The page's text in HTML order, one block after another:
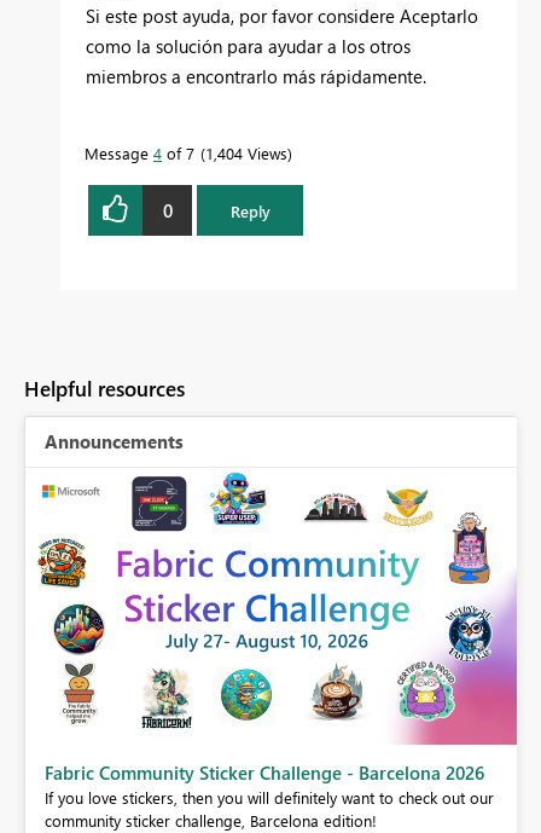
Si este post ayuda, por favor considere Aceptarlo
como la solución para ayudar a los otros
miembros a encontrarlo más rápidamente.
Message 4 of 7 1,404 Views
0 Reply
Helpful resources
Announcements
Fabric Community Sticker Challenge - Barcelona 2026
If you love stickers, then you will definitely want to check out our
community sticker challenge, Barcelona edition!